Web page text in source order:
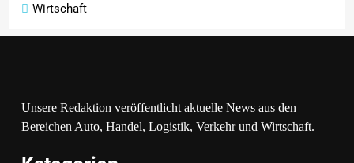
Wirtschaft
Unsere Redaktion veröffentlicht aktuelle News aus den
Bereichen Auto, Handel, Logistik, Verkehr und Wirtschaft.